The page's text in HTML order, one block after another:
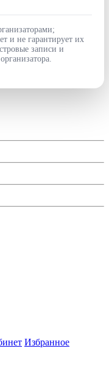
и не гарантирует их
записи и
Избранное